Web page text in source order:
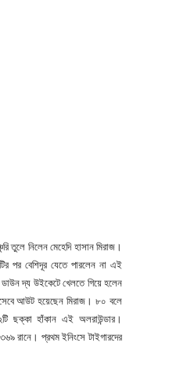
তুলে নিলেন মেহেদি হাসান মিরাজ।
পর বেশিদূর যেতে পারলেন না এই
দ্য উইকেটে খেলতে গিয়ে হলেন
আউট হয়েছেন মিরাজ। ৮০ বলে
ছক্কা হাঁকান এই অলরাউন্ডার।
রানে। প্রথম ইনিংসে টাইগারদের